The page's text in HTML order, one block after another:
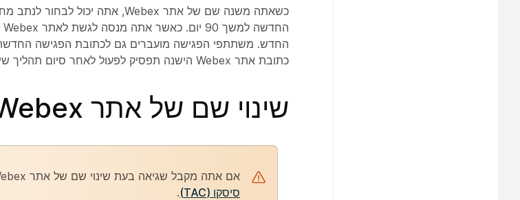
כתובת אתר Webex הישנה תפסיק לפעול לאחר סיום תהליך שינוי שם האתר.
שינוי שם של אתר Webex
אם אתה מקבל שגיאה בעת שינוי שם של אתר Webex, צור קשר עם
סיסקו (TAC)
.